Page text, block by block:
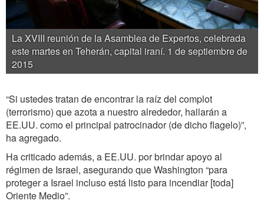
La XVIII reunión de la Asamblea de Expertos, celebrada
este martes en Teherán, capital iraní. 1 de septiembre de
2015
“Si ustedes tratan de encontrar la raíz del complot
(terrorismo) que azota a nuestro alrededor, hallarán a
EE.UU. como el principal patrocinador (de dicho flagelo)”,
ha agregado.
Ha criticado además, a EE.UU. por brindar apoyo al
régimen de Israel, asegurando que Washington “para
proteger a Israel incluso está listo para incendiar [toda]
Oriente Medio”.